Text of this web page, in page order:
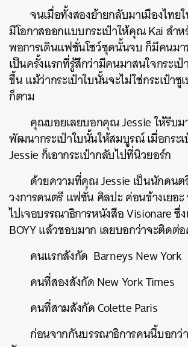
จนเมื่อทั้งสองย้ายกลับมาเมืองไทย
มีโอกาสออกแบบกระเป๋าให้คุณ Kai สำ
พอการเดินแฟชั่นโชว์ชุดนั้นจบ ก็มีคนม
เป็นครั้งแรกที่รู้สึกว่ามีคนมาสนใจกระเ
ขึ้น แม้ว่ากระเป๋าใบนั้นจะไม่ใช่กระเป๋า
ก็ตาม
คุณบอยเลยบอกคุณ Jessie ให้รีบม
พัฒนากระเป๋าใบนั้นให้สมบูรณ์ เมื่อกระ
Jessie ก็เอากระเป๋ากลับไปที่นิวยอร์ก
ด้วยความที่คุณ Jessie เป็นนักดน
วงการดนตรี แฟชั่น ศิลปะ ค่อนข้างเยอ
ไปเจอบรรณาธิการหนังสือ Visionare ซึ่ง
BOYY แล้วชอบมาก เลยบอกว่าจะติดต่
คนแรกสังกัด Barneys New York
คนที่สองสังกัด New York Times
คนที่สามสังกัด Colette Paris
ก่อนจากกันบรรณาธิการคนนี้บอกว่